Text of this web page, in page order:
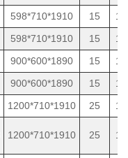
598*710*1910 15
598*710*1910 15
900*600*1890 15
900*600*1890 15
1200*710*1910 25
1200*710*1910 25